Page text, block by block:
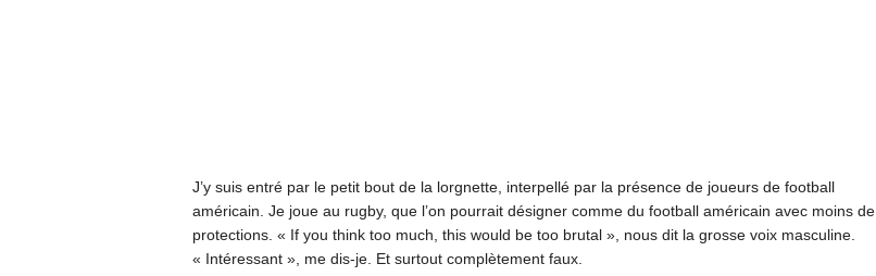
J’y suis entré par le petit bout de la lorgnette, interpellé par la présence de joueurs de football
américain. Je joue au rugby, que l’on pourrait désigner comme du football américain avec moins de
protections. « If you think too much, this would be too brutal », nous dit la grosse voix masculine.
« Intéressant », me dis-je. Et surtout complètement faux.